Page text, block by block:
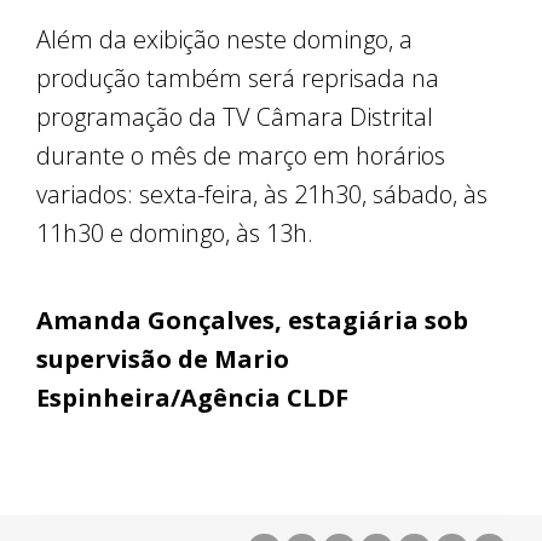
Além da exibição neste domingo, a
produção também será reprisada na
programação da TV Câmara Distrital
durante o mês de março em horários
variados: sexta-feira, às 21h30, sábado, às
11h30 e domingo, às 13h.
Amanda Gonçalves, estagiária sob
supervisão de Mario
Espinheira/Agência CLDF